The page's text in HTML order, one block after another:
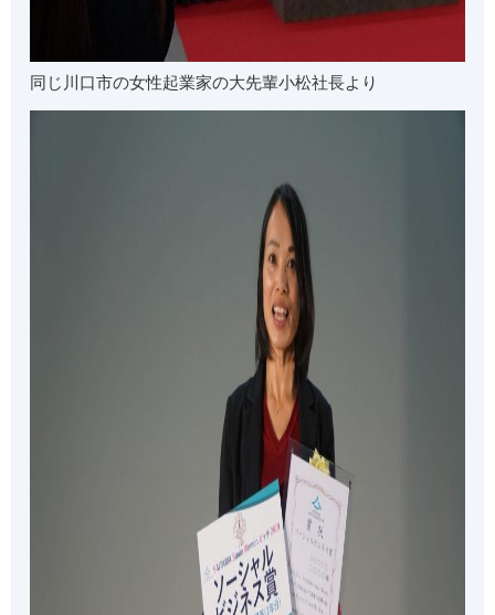
同じ川口市の女性起業家の大先輩小松社長より